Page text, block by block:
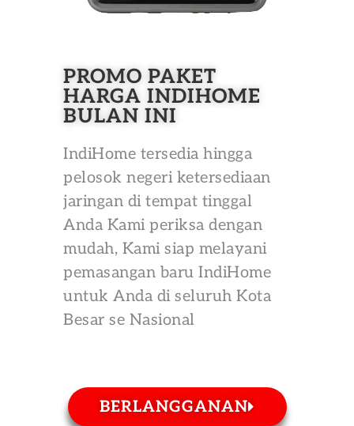
PROMO PAKET
HARGA INDIHOME
BULAN INI
IndiHome tersedia hingga
pelosok negeri ketersediaan
jaringan di tempat tinggal
Anda Kami periksa dengan
mudah, Kami siap melayani
pemasangan baru IndiHome
untuk Anda di seluruh Kota
Besar se Nasional
BERLANGGANAN